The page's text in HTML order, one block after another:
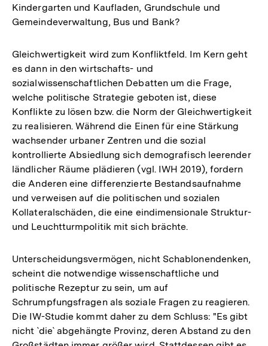
Kindergarten und Kaufladen, Grundschule und
Gemeindeverwaltung, Bus und Bank?
Gleichwertigkeit wird zum Konfliktfeld. Im Kern geht
es dann in den wirtschafts- und
sozialwissenschaftlichen Debatten um die Frage,
welche politische Strategie geboten ist, diese
Konflikte zu lösen bzw. die Norm der Gleichwertigkeit
zu realisieren. Während die Einen für eine Stärkung
wachsender urbaner Zentren und die sozial
kontrollierte Absiedlung sich demografisch leerender
ländlicher Räume plädieren (vgl. IWH 2019), fordern
die Anderen eine differenzierte Bestandsaufnahme
und verweisen auf die politischen und sozialen
Kollateralschäden, die eine eindimensionale Struktur-
und Leuchtturmpolitik mit sich brächte.
Unterscheidungsvermögen, nicht Schablonendenken,
scheint die notwendige wissenschaftliche und
politische Rezeptur zu sein, um auf
Schrumpfungsfragen als soziale Fragen zu reagieren.
Die IW-Studie kommt daher zu dem Schluss: "Es gibt
nicht `die` abgehängte Provinz, deren Abstand zu den